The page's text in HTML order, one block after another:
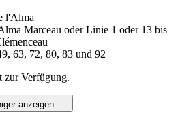
l'Alma
Marceau oder Linie 1 oder 13 bis
63, 72, 80, 83 und 92
zur Verfügung.
anzeigen